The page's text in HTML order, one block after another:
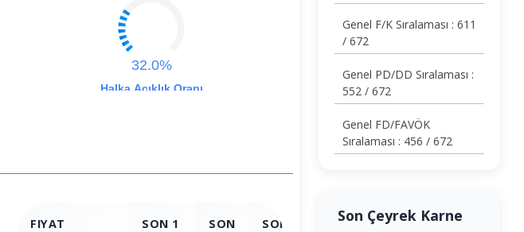
Halka Açıklık Oranı
32.0%
FIYAT
SON 1
SON
SON
SON
SON
Genel F/K Sıralaması : 611
/ 672
Genel PD/DD Sıralaması :
552 / 672
Genel FD/FAVÖK
Sıralaması : 456 / 672
Son Çeyrek Karne